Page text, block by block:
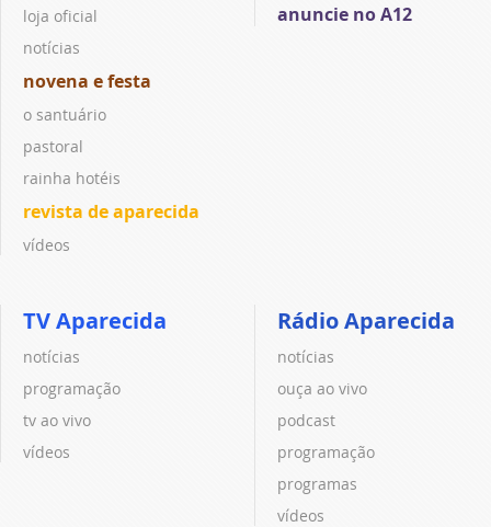
loja oficial
notícias
novena e festa
o santuário
pastoral
rainha hotéis
revista de aparecida
vídeos
anuncie no A12
TV Aparecida
notícias
programação
tv ao vivo
vídeos
Rádio Aparecida
notícias
ouça ao vivo
podcast
programação
programas
vídeos